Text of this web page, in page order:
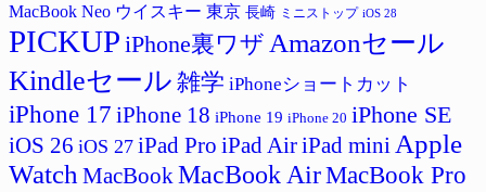
MacBook Neo ウイスキー 東京 長崎 ミニストップ iOS 28
PICKUP iPhone裏ワザ Amazonセール
Kindleセール 雑学 iPhoneショートカット
iPhone 17 iPhone 18 iPhone 19 iPhone 20 iPhone SE
iOS 26 iOS 27 iPad Pro iPad AiriPad mini Apple
Watch MacBookMacBook AirMacBook Pro